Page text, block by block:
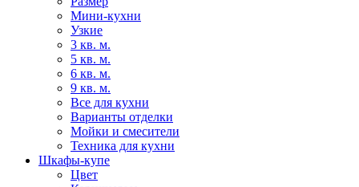
Мини-кухни
Узкие
3 кв. м.
5 кв. м.
6 кв. м.
9 кв. м.
Все для кухни
Варианты отделки
Мойки и смесители
Техника для кухни
Шкафы-купе
Цвет